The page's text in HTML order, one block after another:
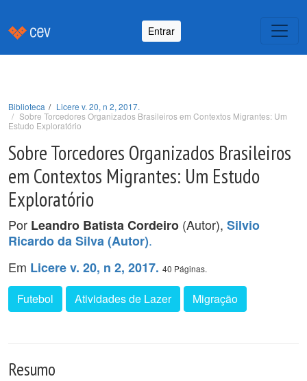
Entrar
Biblioteca
Licere v. 20, n 2, 2017.
Sobre Torcedores Organizados Brasileiros em Contextos Migrantes: Um
Estudo Exploratório
Sobre Torcedores Organizados Brasileiros
em Contextos Migrantes: Um Estudo
Exploratório
Por Leandro Batista Cordeiro (Autor), Silvio
Ricardo da Silva (Autor).
Em Licere v. 20, n 2, 2017. 40 Páginas.
Futebol Atividades de Lazer Migração
Resumo